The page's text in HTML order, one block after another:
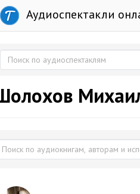
Аудиоспектакли